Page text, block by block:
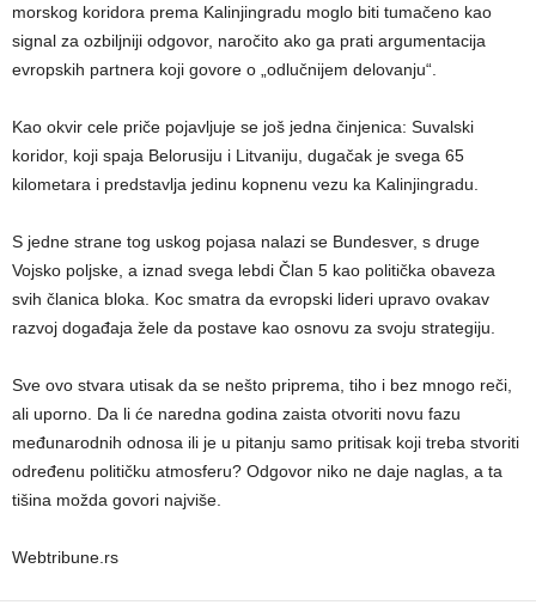
morskog koridora prema Kalinjingradu moglo biti tumačeno kao
signal za ozbiljniji odgovor, naročito ako ga prati argumentacija
evropskih partnera koji govore o „odlučnijem delovanju“.
Kao okvir cele priče pojavljuje se još jedna činjenica: Suvalski
koridor, koji spaja Belorusiju i Litvaniju, dugačak je svega 65
kilometara i predstavlja jedinu kopnenu vezu ka Kalinjingradu.
S jedne strane tog uskog pojasa nalazi se Bundesver, s druge
Vojsko poljske, a iznad svega lebdi Član 5 kao politička obaveza
svih članica bloka. Koc smatra da evropski lideri upravo ovakav
razvoj događaja žele da postave kao osnovu za svoju strategiju.
Sve ovo stvara utisak da se nešto priprema, tiho i bez mnogo reči,
ali uporno. Da li će naredna godina zaista otvoriti novu fazu
međunarodnih odnosa ili je u pitanju samo pritisak koji treba stvoriti
određenu političku atmosferu? Odgovor niko ne daje naglas, a ta
tišina možda govori najviše.
Webtribune.rs